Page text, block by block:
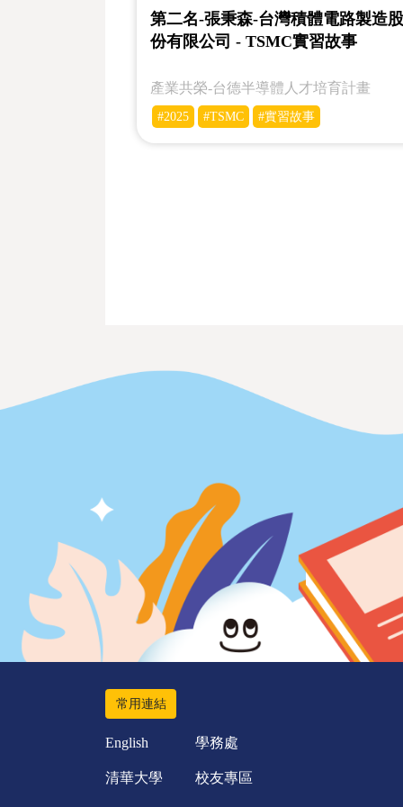
第二名-張秉森-台灣積體電路製造股
份有限公司 - TSMC實習故事
產業共榮-台德半導體人才培育計畫
#2025 #TSMC #實習故事
常用連結
English 學務處
清華大學 校友專區